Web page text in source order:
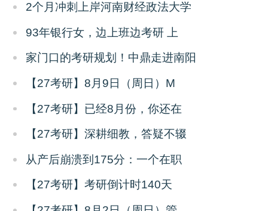
2个月冲刺上岸河南财经政法大学
93年银行女，边上班边考研 上
家门口的考研规划！中鼎走进南阳
【27考研】8月9日（周日）M
【27考研】已经8月份，你还在
【27考研】深耕细教，答疑不辍
从产后崩溃到175分：一个在职
【27考研】考研倒计时140天